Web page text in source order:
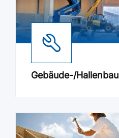
Gebäude-/Hallenbau